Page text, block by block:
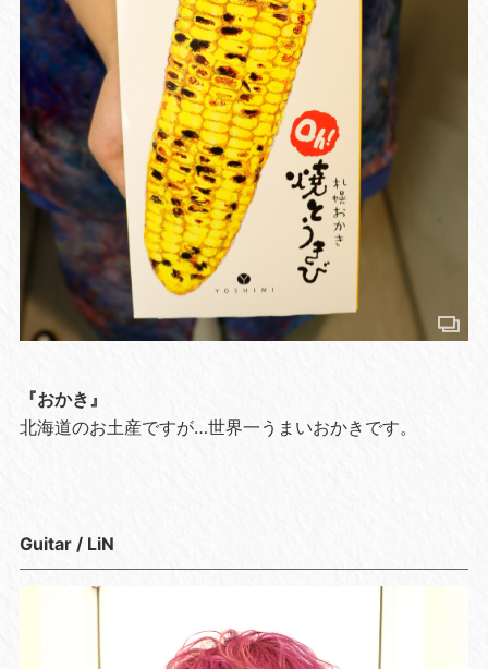
『おかき』
北海道のお土産ですが…世界一うまいおかきです。
Guitar / LiN